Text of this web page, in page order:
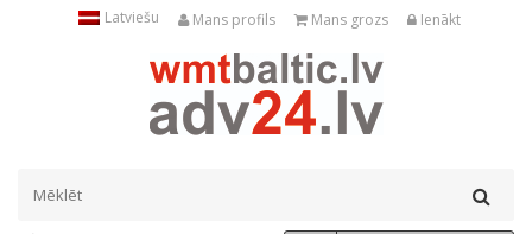
Latviešu Mans profils Mans grozs Ienākt